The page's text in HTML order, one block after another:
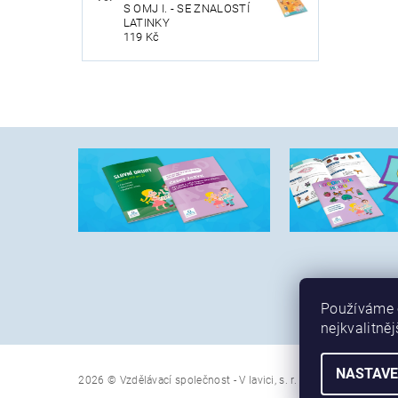
S OMJ I. - SE ZNALOSTÍ
LATINKY
119 Kč
2026 © Vzdělávací společnost - V lavici, s. r. o., všechna práva